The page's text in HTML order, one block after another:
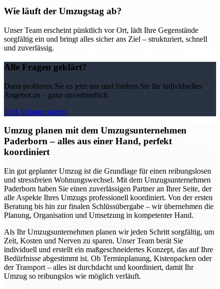
Wie läuft der Umzugstag ab?
Unser Team erscheint pünktlich vor Ort, lädt Ihre Gegenstände
sorgfältig ein und bringt alles sicher ans Ziel – strukturiert, schnell
und zuverlässig.
Alle Fragen geklärt?
Dann probieren Sie es jetzt aus und fordern Sie Ihr individuelles
Angebot an – ganz unverbindlich.
Jetzt Anfrage starten
Umzug planen mit dem Umzugsunternehmen
Paderborn – alles aus einer Hand, perfekt
koordiniert
Ein gut geplanter Umzug ist die Grundlage für einen reibungslosen
und stressfreien Wohnungswechsel. Mit dem Umzugsunternehmen
Paderborn haben Sie einen zuverlässigen Partner an Ihrer Seite, der
alle Aspekte Ihres Umzugs professionell koordiniert. Von der ersten
Beratung bis hin zur finalen Schlüssübergabe – wir übernehmen die
Planung, Organisation und Umsetzung in kompetenter Hand.
Als Ihr Umzugsunternehmen planen wir jeden Schritt sorgfältig, um
Zeit, Kosten und Nerven zu sparen. Unser Team berät Sie
individuell und erstellt ein maßgeschneidertes Konzept, das auf Ihre
Bedürfnisse abgestimmt ist. Ob Terminplanung, Kistenpacken oder
der Transport – alles ist durchdacht und koordiniert, damit Ihr
Umzug so reibungslos wie möglich verläuft.